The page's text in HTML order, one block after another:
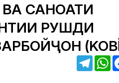
САНОАТИ
РУШДИ